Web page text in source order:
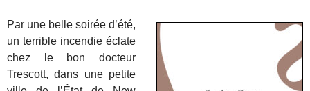
Par une belle soirée d’été,
un terrible incendie éclate
chez le bon docteur
Trescott, dans une petite